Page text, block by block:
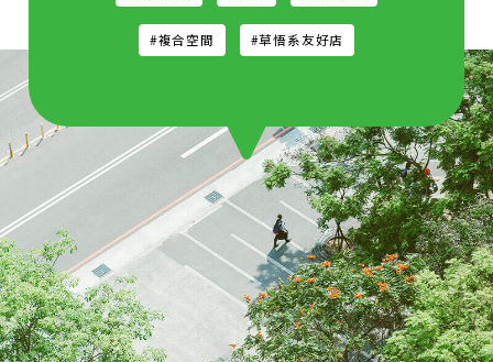
#複合空間 #草悟系友好店